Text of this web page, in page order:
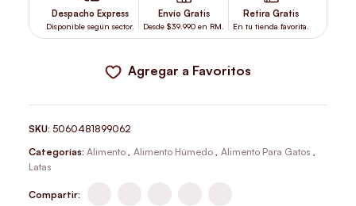
Despacho Express
Disponible según sector.
Envío Gratis
Desde $39.990 en RM.
Retira Gratis
En tu tienda favorita.
Agregar a Favoritos
SKU: 5060481899062
Categorías: Alimento , Alimento Húmedo , Alimento Para Gatos ,
Latas
Compartir: